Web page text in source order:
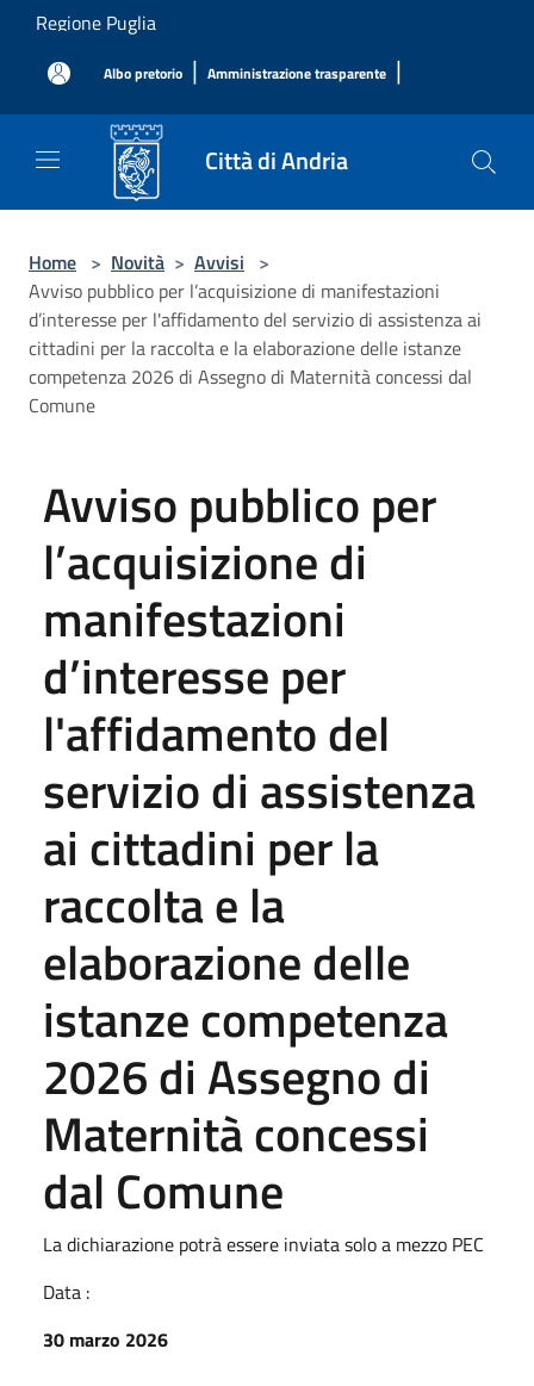
Salta al contenuto principale
Regione Puglia
Albo pretorio | Amministrazione trasparente |
Città di Andria
Home > Novità > Avvisi >
Avviso pubblico per l’acquisizione di manifestazioni
d’interesse per l'affidamento del servizio di assistenza ai
cittadini per la raccolta e la elaborazione delle istanze
competenza 2026 di Assegno di Maternità concessi dal
Comune
Avviso pubblico per
l’acquisizione di
manifestazioni
d’interesse per
l'affidamento del
servizio di assistenza
ai cittadini per la
raccolta e la
elaborazione delle
istanze competenza
2026 di Assegno di
Maternità concessi
dal Comune
La dichiarazione potrà essere inviata solo a mezzo PEC
Data :
30 marzo 2026